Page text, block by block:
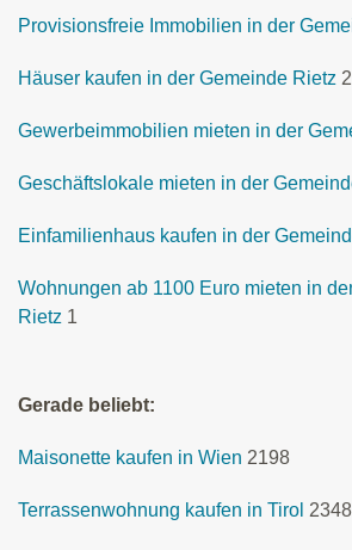
Provisionsfreie Immobilien in der
Häuser kaufen in der Gemeinde Rietz 2
Gewerbeimmobilien mieten in der
Geschäftslokale mieten in der
Einfamilienhaus kaufen in der
Wohnungen ab 1100 Euro mieten in
Rietz 1
Gerade beliebt:
Maisonette kaufen in Wien 2198
Terrassenwohnung kaufen in Tirol 2348